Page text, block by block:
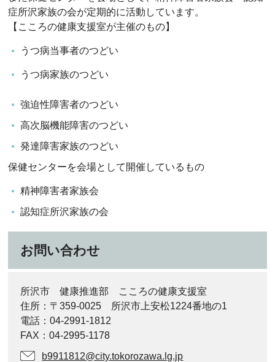
症所沢家族の会が定期的に活動しています。
【こころの健康支援室が主催のもの】
うつ病当事者のつどい
うつ病家族のつどい
強迫性障害者のつどい
高次脳機能障害のつどい
発達障害家族のつどい
保健センターを会場として開催しているもの
精神障害者家族会
認知症所沢家族の会
お問い合わせ
所沢市 健康推進部 こころの健康支援室
住所：〒359-0025 所沢市上安松1224番地の1
電話：04-2991-1812
FAX：04-2995-1178
b9911812@city.tokorozawa.lg.jp